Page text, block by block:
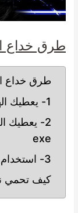
طرق خداع
طرق خداع
1- يعطيك الهكر رابط مزور
2- يعطيك
exe
3- استخدام اشخاص بالاختراق
كيف تحمي